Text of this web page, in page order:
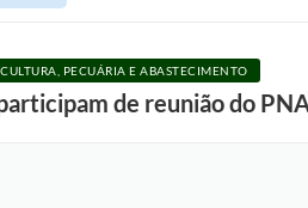
PECUÁRIA E ABASTECIMENTO
de reunião do